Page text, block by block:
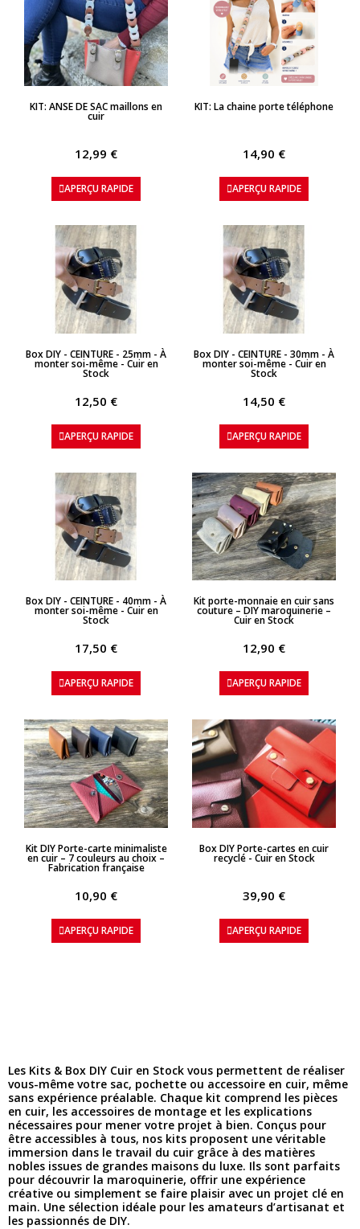
APERÇU RAPIDE
KIT: ANSE DE SAC maillons en
cuir
12,99 €
APERÇU RAPIDE
APERÇU RAPIDE
KIT: La chaine porte téléphone
14,90 €
APERÇU RAPIDE
APERÇU RAPIDE
Box DIY - CEINTURE - 25mm - À
monter soi-même - Cuir en
Stock
12,50 €
APERÇU RAPIDE
APERÇU RAPIDE
Box DIY - CEINTURE - 30mm - À
monter soi-même - Cuir en
Stock
14,50 €
APERÇU RAPIDE
APERÇU RAPIDE
Box DIY - CEINTURE - 40mm - À
monter soi-même - Cuir en
Stock
17,50 €
APERÇU RAPIDE
APERÇU RAPIDE
Kit porte-monnaie en cuir sans
couture – DIY maroquinerie –
Cuir en Stock
12,90 €
APERÇU RAPIDE
APERÇU RAPIDE
Kit DIY Porte-carte minimaliste
en cuir – 7 couleurs au choix –
Fabrication française
10,90 €
APERÇU RAPIDE
APERÇU RAPIDE
Box DIY Porte-cartes en cuir
recyclé - Cuir en Stock
39,90 €
APERÇU RAPIDE
Les Kits & Box DIY Cuir en Stock vous permettent de réaliser
vous-même votre sac, pochette ou accessoire en cuir, même
sans expérience préalable. Chaque kit comprend les pièces
en cuir, les accessoires de montage et les explications
nécessaires pour mener votre projet à bien. Conçus pour
être accessibles à tous, nos kits proposent une véritable
immersion dans le travail du cuir grâce à des matières
nobles issues de grandes maisons du luxe. Ils sont parfaits
pour découvrir la maroquinerie, offrir une expérience
créative ou simplement se faire plaisir avec un projet clé en
main. Une sélection idéale pour les amateurs d’artisanat et
les passionnés de DIY.